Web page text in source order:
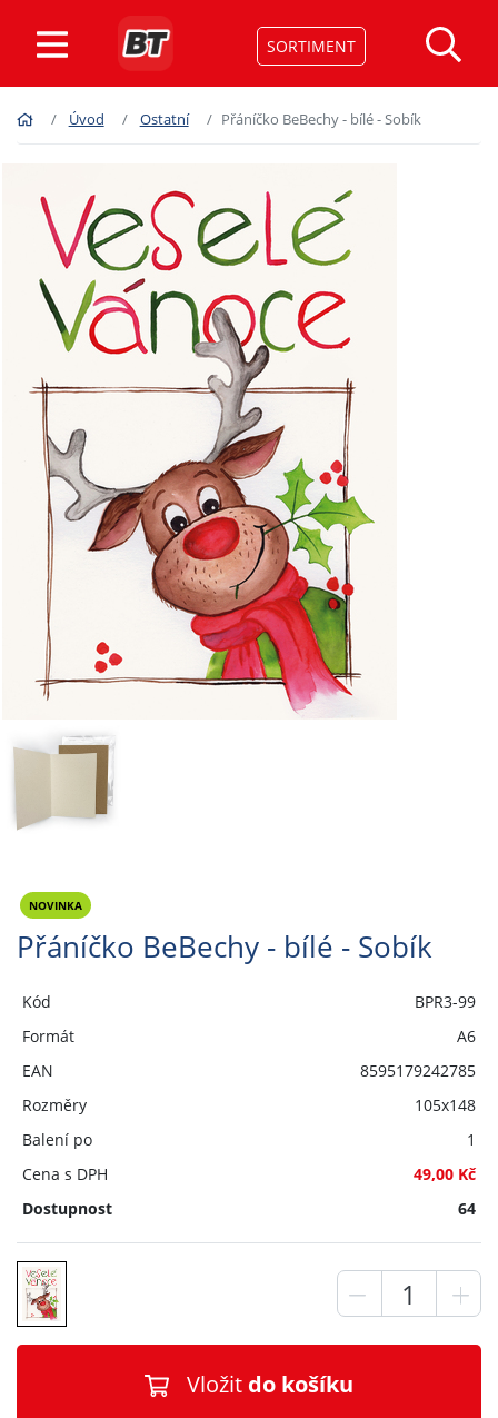
SORTIMENT
Úvod Ostatní Přáníčko BeBechy - bílé - Sobík
NOVINKA
Přáníčko BeBechy - bílé - Sobík
Kód
BPR3-99
Formát
A6
EAN
8595179242785
Rozměry
105x148
Balení po
1
Cena s DPH
49,00 Kč
Dostupnost
64
Vložit do košíku